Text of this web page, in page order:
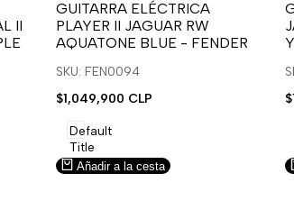
II
para
usar
la
lista
deseos.
para
usar
Compare
GUITARRA ELÉCTRICA
PLAYER II JAGUAR RW
AQUATONE BLUE - FENDER
SKU: FEN0094
Precio
venta
$1,049,900 CLP
Default
Title
Añadir a la cesta